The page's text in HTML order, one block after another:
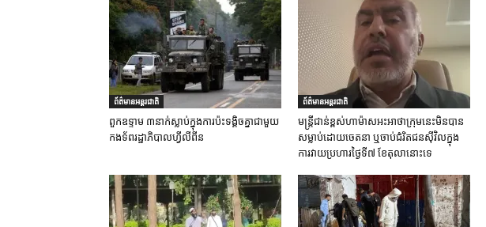
ព័ត៌មានអន្តរជាតិ
ពួកឧទ្ទាម ៣នាក់ស្លាប់ក្នុងការប៉ះទង្គិចគ្នាជាមួយ
កងទ័ពរដ្ឋាភិបាលហ្វីលីពីន
ព័ត៌មានអន្តរជាតិ
មន្ត្រីជាន់ខ្ពស់ហាម៉ាសអះអាថាក្រុមនេះមិនបាន
សម្លាប់ដោយចេតនា ឬចាប់ជំរិតជនស៊ីវិលក្នុង
ការវាយប្រហារថ្ងៃទី៧ ខែតុលានោះទេ